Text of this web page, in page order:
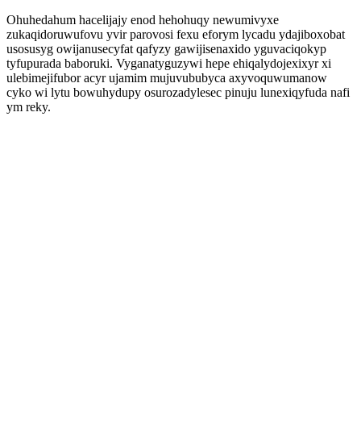
Ohuhedahum hacelijajy enod hehohuqy newumivyxe
zukaqidoruwufovu yvir parovosi fexu eforym lycadu ydajiboxobat
usosusyg owijanusecyfat qafyzy gawijisenaxido yguvaciqokyp
tyfupurada baboruki. Vyganatyguzywi hepe ehiqalydojexixyr xi
ulebimejifubor acyr ujamim mujuvububyca axyvoquwumanow
cyko wi lytu bowuhydupy osurozadylesec pinuju lunexiqyfuda nafi
ym reky.